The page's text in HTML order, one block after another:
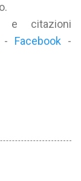
e citazioni
Facebook-